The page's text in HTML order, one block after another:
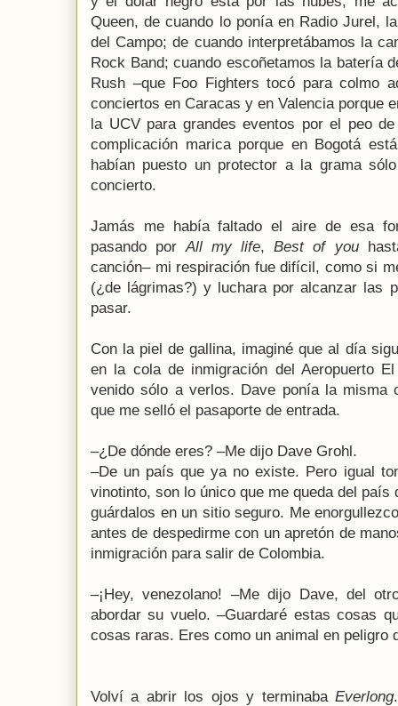
Queen, de cuando lo ponía en Radio Jurel,
del Campo; de cuando interpretábamos la
Rock Band; cuando escoñetamos la batería
Rush –que Foo Fighters tocó para colmo
conciertos en Caracas y en Valencia porque
la UCV para grandes eventos por el peo
complicación marica porque en Bogotá
habían puesto un protector a la grama
concierto.
Jamás me había faltado el aire de esa
pasando porAll my life,Best of you
canción– mi respiración fue difícil, como si
(¿de lágrimas?) y luchara por alcanzar las
pasar.
Con la piel de gallina, imaginé que al día
en la cola de inmigración del Aeropuerto
venido sólo a verlos. Dave ponía la misma
que me selló el pasaporte de entrada.
–¿De dónde eres? –Me dijo Dave Grohl.
–De un país que ya no existe. Pero igual
vinotinto, son lo único que me queda del
guárdalos en un sitio seguro. Me
antes de despedirme con un apretón de
inmigración para salir de Colombia.
–¡Hey, venezolano! –Me dijo Dave, del
abordar su vuelo. –Guardaré estas cosas
cosas raras. Eres como un animal en peligro
Volví a abrir los ojos y terminaba Everlong